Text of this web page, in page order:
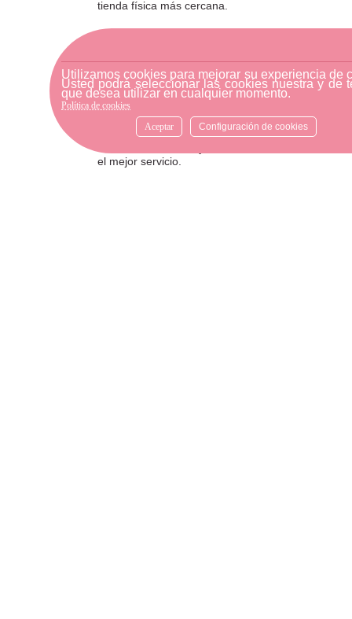
Utilizamos cookies para mejorar su experiencia de
Usted podrá seleccionar las cookies nuestra y de
que desea utilizar en cualquier momento.
Política de cookies
Aceptar
Configuración de cookies
tienda física más cercana.
ATENCIÓN AL CLIENTE
Si necesitas ayuda, no dudes
en escribirnos por medio de
WhatsApp al número
633540808. Estamos aquí para
el mejor servicio.